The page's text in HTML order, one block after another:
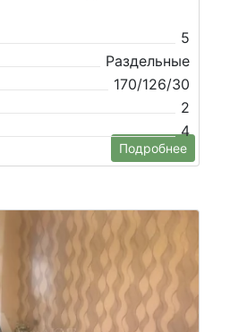
5
Раздельные
170/126/30
2
4
Подробнее